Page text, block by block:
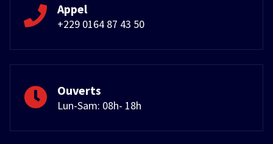
Appel
+229 0164 87 43 50
Ouverts
Lun-Sam: 08h- 18h